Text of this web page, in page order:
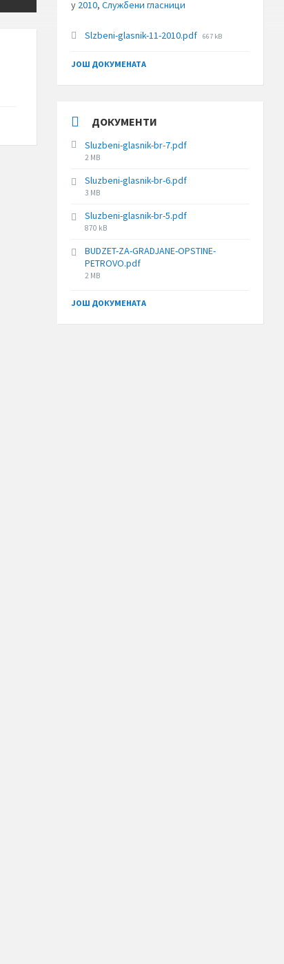
у 2010,Службени гласници
Slzbeni-glasnik-11-2010.pdf File
667 kB
ЈОШ ДОКУМЕНАТА
ДОКУМЕНТИ
Sluzbeni-glasnik-br-7.pdf
File
2 MB
Sluzbeni-glasnik-br-6.pdf
File
3 MB
Sluzbeni-glasnik-br-5.pdf
File
870 kB
BUDZET-ZA-GRADJANE-OPSTINE-
PETROVO.pdf
File
2 MB
ЈОШ ДОКУМЕНАТА